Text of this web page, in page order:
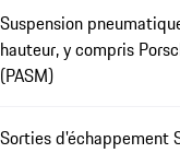
Suspension
hauteur, y compris
(PASM)
Sorties d'échappement